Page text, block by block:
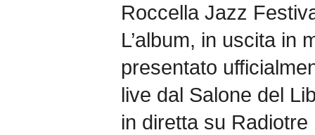
Roccella Jazz
L’album, in uscita in
presentato
live dal Salone del
in diretta su